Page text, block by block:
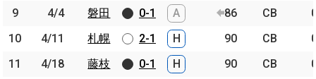
9 4/4 磐田 0-1 A 86 CB
10
4/11 札幌 2-1 H 90 CB
11
4/18 藤枝 0-1 H 90 CB
9 4/4
磐田
10
4/11
札幌
11
4/18
藤枝